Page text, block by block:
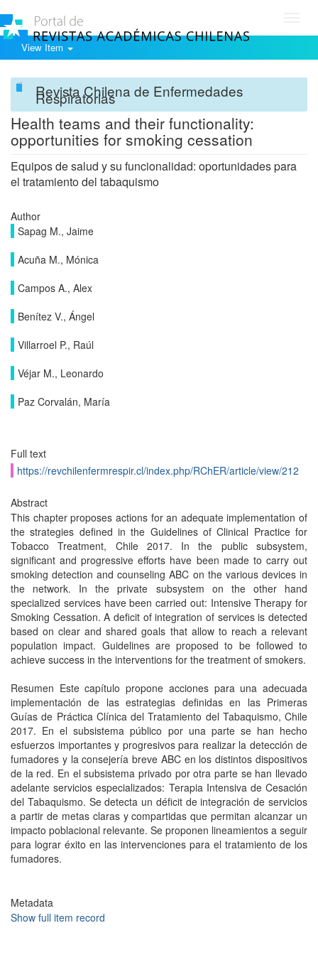
View Item
Revista Chilena de Enfermedades
Respiratorias
Health teams and their functionality:
opportunities for smoking cessation
Equipos de salud y su funcionalidad: oportunidades para
el tratamiento del tabaquismo
Author
Sapag M., Jaime
Acuña M., Mónica
Campos A., Alex
Benítez V., Ángel
Villarroel P., Raúl
Véjar M., Leonardo
Paz Corvalán, María
Full text
https://revchilenfermrespir.cl/index.php/RChER/article/view/212
Abstract
This chapter proposes actions for an adequate implementation of
the strategies defined in the Guidelines of Clinical Practice for
Tobacco Treatment, Chile 2017. In the public subsystem,
significant and progressive efforts have been made to carry out
smoking detection and counseling ABC on the various devices in
the network. In the private subsystem on the other hand
specialized services have been carried out: Intensive Therapy for
Smoking Cessation. A deficit of integration of services is detected
based on clear and shared goals that allow to reach a relevant
population impact. Guidelines are proposed to be followed to
achieve success in the interventions for the treatment of smokers.
Resumen Este capítulo propone acciones para una adecuada
implementación de las estrategias definidas en las Primeras
Guías de Práctica Clínica del Tratamiento del Tabaquismo, Chile
2017. En el subsistema público por una parte se han hecho
esfuerzos importantes y progresivos para realizar la detección de
fumadores y la consejería breve ABC en los distintos dispositivos
de la red. En el subsistema privado por otra parte se han llevado
adelante servicios especializados: Terapia Intensiva de Cesación
del Tabaquismo. Se detecta un déficit de integración de servicios
a partir de metas claras y compartidas que permitan alcanzar un
impacto poblacional relevante. Se proponen lineamientos a seguir
para lograr éxito en las intervenciones para el tratamiento de los
fumadores.
Metadata
Show full item record